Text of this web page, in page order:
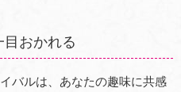
おかれる
バルは、あなたの趣味に共感